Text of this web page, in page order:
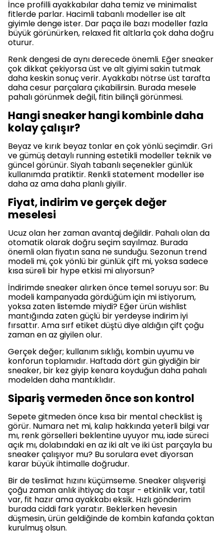
İnce profilli ayakkabılar daha temiz ve minimalist
fitlerde parlar. Hacimli tabanlı modeller ise alt
giyimle denge ister. Dar paça ile bazı modeller fazla
büyük görünürken, relaxed fit altlarla çok daha doğru
oturur.
Renk dengesi de aynı derecede önemli. Eğer sneaker
çok dikkat çekiyorsa üst ve alt giyimi sakin tutmak
daha keskin sonuç verir. Ayakkabı nötrse üst tarafta
daha cesur parçalara çıkabilirsin. Burada mesele
pahalı görünmek değil, fitin bilinçli görünmesi.
Hangi sneaker hangi kombinle daha
kolay çalışır?
Beyaz ve kırık beyaz tonlar en çok yönlü seçimdir. Gri
ve gümüş detaylı running estetikli modeller teknik ve
güncel görünür. Siyah tabanlı seçenekler günlük
kullanımda pratiktir. Renkli statement modeller ise
daha az ama daha planlı giyilir.
Fiyat, indirim ve gerçek değer
meselesi
Ucuz olan her zaman avantaj değildir. Pahalı olan da
otomatik olarak doğru seçim sayılmaz. Burada
önemli olan fiyatın sana ne sunduğu. Sezonun trend
modeli mi, çok yönlü bir günlük çift mi, yoksa sadece
kısa süreli bir hype etkisi mi alıyorsun?
İndirimde sneaker alırken önce temel soruyu sor: Bu
modeli kampanyada gördüğüm için mi istiyorum,
yoksa zaten listemde miydi? Eğer ürün wishlist
mantığında zaten güçlü bir yerdeyse indirim iyi
fırsattır. Ama sırf etiket düştü diye aldığın çift çoğu
zaman en az giyilen olur.
Gerçek değer; kullanım sıklığı, kombin uyumu ve
konforun toplamıdır. Haftada dört gün giydiğin bir
sneaker, bir kez giyip kenara koyduğun daha pahalı
modelden daha mantıklıdır.
Sipariş vermeden önce son kontrol
Sepete gitmeden önce kısa bir mental checklist iş
görür. Numara net mi, kalıp hakkında yeterli bilgi var
mı, renk görselleri beklentine uyuyor mu, iade süreci
açık mı, dolabındaki en az iki alt ve iki üst parçayla bu
sneaker çalışıyor mu? Bu sorulara evet diyorsan
karar büyük ihtimalle doğrudur.
Bir de teslimat hızını küçümseme. Sneaker alışverişi
çoğu zaman anlık ihtiyaç da taşır - etkinlik var, tatil
var, fit hazır ama ayakkabı eksik. Hızlı gönderim
burada ciddi fark yaratır. Beklerken hevesin
düşmesin, ürün geldiğinde de kombin kafanda çoktan
kurulmuş olsun.